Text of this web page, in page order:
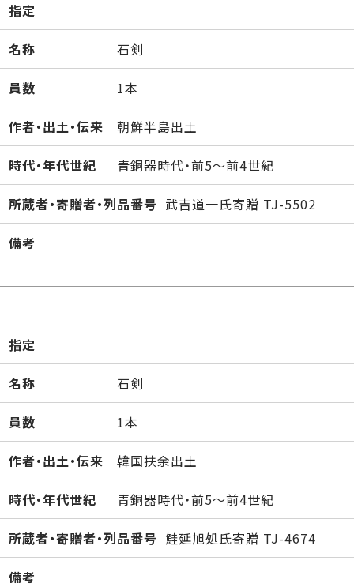
指定
名称 石剣
員数 1本
作者・出土・伝来 朝鮮半島出土
時代・年代世紀 青銅器時代・前5～前4世紀
所蔵者・寄贈者・列品番号 武吉道一氏寄贈 TJ-5502
備考
指定
名称 石剣
員数 1本
作者・出土・伝来 韓国扶余出土
時代・年代世紀 青銅器時代・前5～前4世紀
所蔵者・寄贈者・列品番号 鮭延旭処氏寄贈 TJ-4674
備考